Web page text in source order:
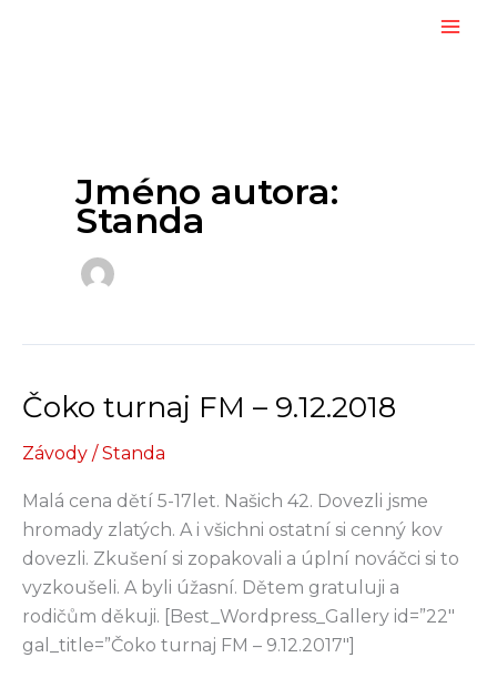
Jméno autora:
Standa
Čoko turnaj FM – 9.12.2018
Závody /Standa
Malá cena dětí 5-17let. Našich 42. Dovezli jsme
hromady zlatých. A i všichni ostatní si cenný kov
dovezli. Zkušení si zopakovali a úplní nováčci si to
vyzkoušeli. A byli úžasní. Dětem gratuluji a
rodičům děkuji. [Best_Wordpress_Gallery id=”22″
gal_title=”Čoko turnaj FM – 9.12.2017″]